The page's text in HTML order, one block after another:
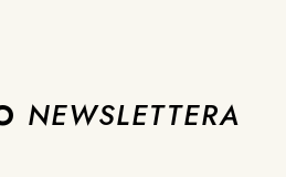
NEWSLETTERA